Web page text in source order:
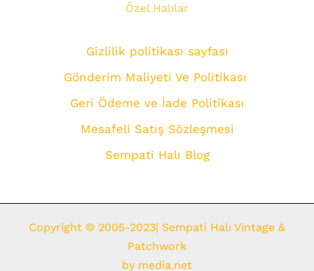
Özel Halılar
Gizlilik politikası sayfası
Gönderim Maliyeti Ve Politikası
Geri Ödeme ve İade Politikası
Mesafeli Satış Sözleşmesi
Sempati Halı Blog
Copyright © 2005-2023| Sempati Halı Vintage &
Patchwork
by media.net